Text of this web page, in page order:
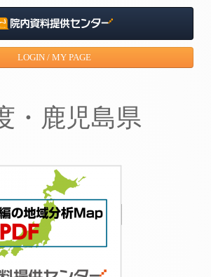
LOGIN / MY PAGE
・鹿児島県